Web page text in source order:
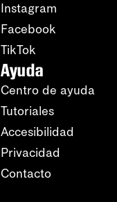
Instagram
Facebook
TikTok
Ayuda
Centro de ayuda
Tutoriales
Accesibilidad
Privacidad
Contacto